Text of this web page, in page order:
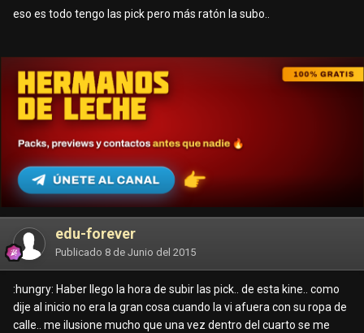
eso es todo tengo las pick pero más ratón la subo..
edu-forever
Publicado 8 de Junio del 2015
:hungry: Haber llego la hora de subir las pick.. de esta kine.. como
dije al inicio no era la gran cosa cuando la vi afuera con su ropa de
calle.. me ilusione mucho que una vez dentro del cuarto se me